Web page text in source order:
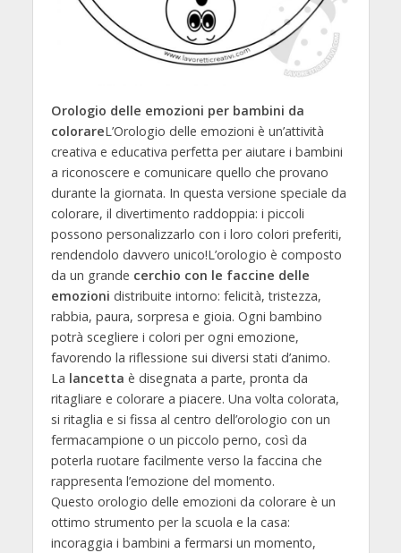
Orologio delle emozioni per bambini da
colorareL’Orologio delle emozioni è un’attività
creativa e educativa perfetta per aiutare i bambini
a riconoscere e comunicare quello che provano
durante la giornata. In questa versione speciale da
colorare, il divertimento raddoppia: i piccoli
possono personalizzarlo con i loro colori preferiti,
rendendolo davvero unico!L’orologio è composto
da un grande cerchio con le faccine delle
emozioni distribuite intorno: felicità, tristezza,
rabbia, paura, sorpresa e gioia. Ogni bambino
potrà scegliere i colori per ogni emozione,
favorendo la riflessione sui diversi stati d’animo.
La lancetta è disegnata a parte, pronta da
ritagliare e colorare a piacere. Una volta colorata,
si ritaglia e si fissa al centro dell’orologio con un
fermacampione o un piccolo perno, così da
poterla ruotare facilmente verso la faccina che
rappresenta l’emozione del momento.
Questo orologio delle emozioni da colorare è un
ottimo strumento per la scuola e la casa:
incoraggia i bambini a fermarsi un momento,